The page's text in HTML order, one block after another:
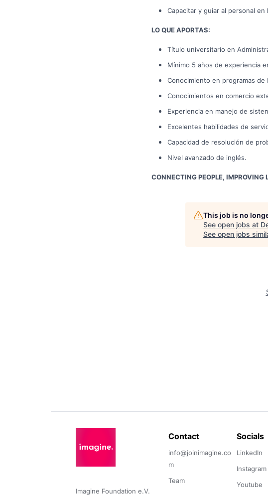
Capacitar y guiar al personal
LO QUE APORTAS:
Título universitario en
Mínimo 5 años de experiencia
Conocimiento en programas de
Conocimientos en comercio
Experiencia en manejo de
Excelentes habilidades de
Capacidad de resolución de
Nivel avanzado de inglés.
CONNECTING PEOPLE, IMPROVING
This job is no
See open jobs at
See open jobs
Imagine Foundation e.V.
Contact
info@joinimagine.co
m
Team
Socials
LinkedIn
Instagram
Youtube